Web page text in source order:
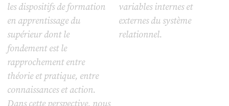
les dispositifs de formation
en apprentissage du
supérieur dont le
fondement est le
rapprochement entre
théorie et pratique, entre
connaissances et action.
variables internes et
externes du système
relationnel.